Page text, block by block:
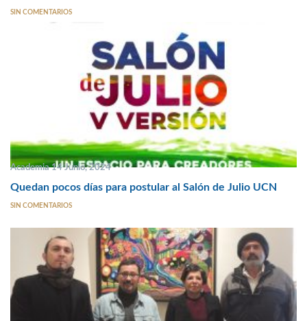
SIN COMENTARIOS
Academia 14 Junio, 2024
Quedan pocos días para postular al Salón de Julio UCN
SIN COMENTARIOS